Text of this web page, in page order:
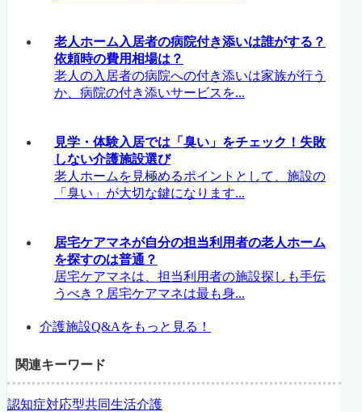
老人ホーム入居者の病院付き添いは誰がする？
依頼時の費用相場は？
老人の入居者の病院への付き添いは家族が行う
か、病院の付き添いサービスを...
見学・体験入居では「臭い」をチェック！失敗
しない介護施設選び
老人ホームを見極めるポイントとして、施設の
「臭い」が大切な鍵になります...
居宅ケアマネが自分の担当利用者の老人ホーム
を探すのは普通？
居宅ケアマネは、担当利用者の施設探しも手伝
うべき？居宅ケアマネは最も身...
介護施設Q&Aをもっと見る！
関連キーワード
認知症対応型共同生活介護